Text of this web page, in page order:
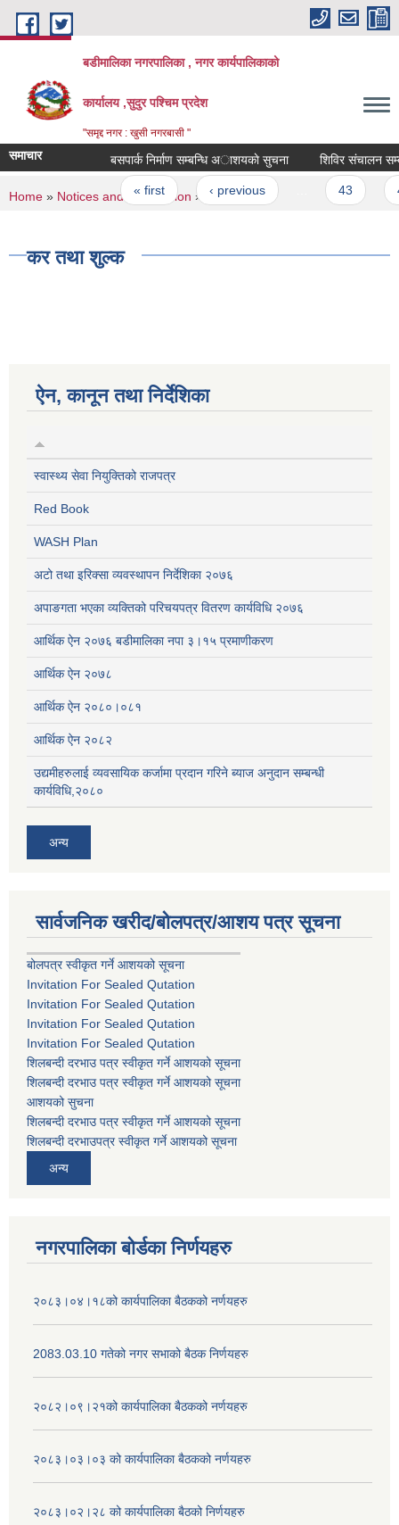
Skip to main content
बडीमालिका नगरपालिका , नगर कार्यपालिकाको
कार्यालय ,सुदुर पश्चिम प्रदेश
"समृद्द नगर : खुसी नगरबासी "
समाचार बसपार्क निर्माण सम्बन्धि अाशयकाे सुचना शिविर संचालन
Pages
« first ‹ previous
You are here
Home » Notices and Information » कर तथा शुल्क
कर तथा शुल्क
ऐन, कानून तथा निर्देशिका
स्वास्थ्य सेवा नियुक्तिको राजपत्र
Red Book
WASH Plan
अटो तथा इरिक्सा व्यवस्थापन निर्देशिका २०७६
अपाङगता भएका व्यक्तिको परिचयपत्र वितरण कार्यविधि २०७६
आर्थिक ऐन २०७६ बडीमालिका नपा ३।१५ प्रमाणीकरण
आर्थिक ऐन २०७८
आर्थिक ऐन २०८०।०८१
आर्थिक ऐन २०८२
उद्यमीहरुलाई व्यवसायिक कर्जामा प्रदान गरिने ब्याज अनुदान सम्बन्धी
कार्यविधि,२०८०
अन्य
सार्वजनिक खरीद/बोलपत्र/आशय पत्र सूचना
बोलपत्र स्वीकृत गर्ने आशयको सूचना
Invitation For Sealed Qutation
Invitation For Sealed Qutation
Invitation For Sealed Qutation
Invitation For Sealed Qutation
शिलबन्दी दरभाउ पत्र स्वीकृत गर्ने आशयको सूचना
शिलबन्दी दरभाउ पत्र स्वीकृत गर्ने आशयको सूचना
आशयको सुचना
शिलबन्दी दरभाउ पत्र स्वीकृत गर्ने आशयको सूचना
शिलबन्दी दरभाउपत्र स्वीकृत गर्ने आशयको सूचना
अन्य
नगरपालिका बोर्डका निर्णयहरु
२०८३।०४।१८को कार्यपालिका बैठकको नर्णयहरु
2083.03.10 गतेको नगर सभाको बैठक निर्णयहरु
२०८२।०९।२१को कार्यपालिका बैठकको नर्णयहरु
२०८३।०३।०३ को कार्यपालिका बैठकको नर्णयहरु
२०८३।०२।२८ को कार्यपालिका बैठको निर्णयहरु